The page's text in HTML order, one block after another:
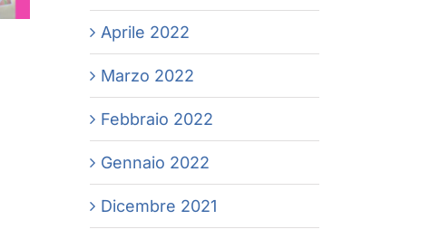
Aprile 2022
Marzo 2022
Febbraio 2022
Gennaio 2022
Dicembre 2021